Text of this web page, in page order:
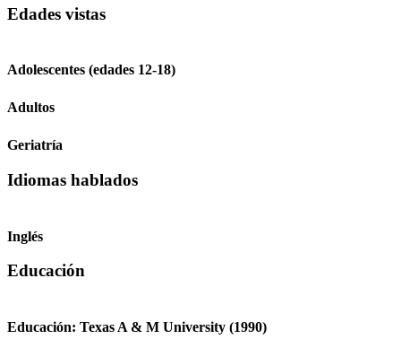
Edades vistas
Adolescentes (edades 12-18)
Adultos
Geriatría
Idiomas hablados
Inglés
Educación
Educación: Texas A & M University (1990)